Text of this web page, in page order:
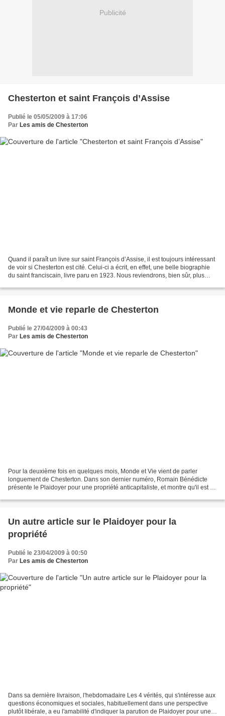
Publicité
Chesterton et saint François d’Assise
Publié le 05/05/2009 à 17:06
Par Les amis de Chesterton
Quand il paraît un livre sur saint François d’Assise, il est toujours intéressant
de voir si Chesterton est cité. Celui-ci a écrit, en effet, une belle biographie
du saint franciscain, livre paru en 1923. Nous reviendrons, bien sûr, plus
Monde et vie reparle de Chesterton
Publié le 27/04/2009 à 00:43
Par Les amis de Chesterton
Pour la deuxième fois en quelques mois, Monde et Vie vient de parler
longuement de Chesterton. Dans son dernier numéro, Romain Bénédicte
présente le Plaidoyer pour une propriété anticapitaliste, et montre qu'il est un
Un autre article sur le Plaidoyer pour la
propriété
Publié le 23/04/2009 à 00:50
Par Les amis de Chesterton
Dans sa dernière livraison, l'hebdomadaire Les 4 vérités, qui s'intéresse aux
questions économiques et sociales, habituellement dans une perspective
plutôt libérale, a eu l'amabilité d'indiquer la parution de Plaidoyer pour une